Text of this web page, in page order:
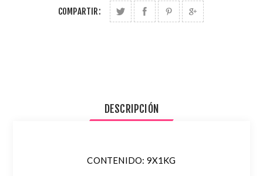
COMPARTIR:
DESCRIPCIÓN
CONTENIDO: 9X1KG